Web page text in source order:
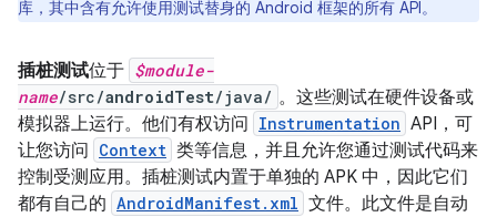
库，其中含有允许使用测试替身的 Android 框架的所有 API。
插桩测试位于 $module-
name/src/androidTest/java/ 。这些测试在硬件设备或
模拟器上运行。他们有权访问 Instrumentation API，可
让您访问 Context 类等信息，并且允许您通过测试代码来
控制受测应用。插桩测试内置于单独的 APK 中，因此它们
都有自己的 AndroidManifest.xml 文件。此文件是自动